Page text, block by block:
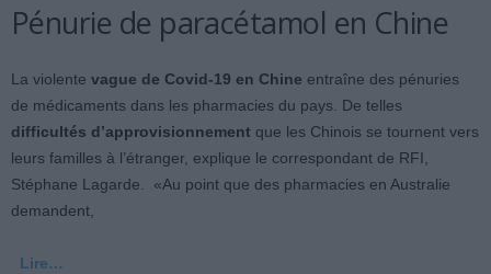
Pénurie de paracétamol en Chine
La violente vague de Covid-19 en Chine entraîne des pénuries
de médicaments dans les pharmacies du pays. De telles
difficultés d’approvisionnement que les Chinois se tournent vers
leurs familles à l’étranger, explique le correspondant de RFI,
Stéphane Lagarde. «Au point que des pharmacies en Australie
demandent,
Lire…